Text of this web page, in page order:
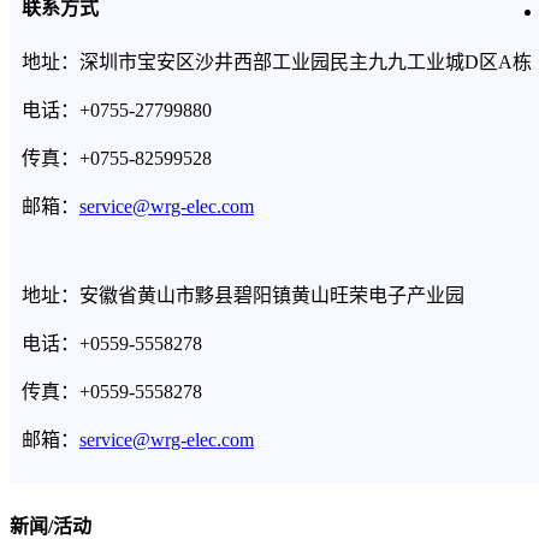
联系方式
地址：深圳市宝安区沙井西部工业园民主九九工业城D区A栋
电话：+0755-27799880
传真：+0755-82599528
邮箱： service@wrg-elec.com
地址：安徽省黄山市黟县碧阳镇黄山旺荣电子产业园
电话：+0559-5558278
传真：+0559-5558278
邮箱： service@wrg-elec.com
新闻/活动